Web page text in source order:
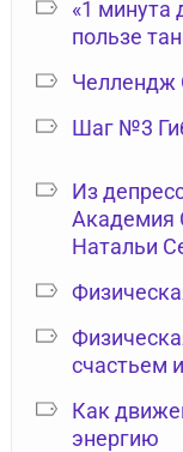
«1 минута
пользе
Челлендж
Шаг №3
Из
Академия
Натальи
счастьем
Как
энергию